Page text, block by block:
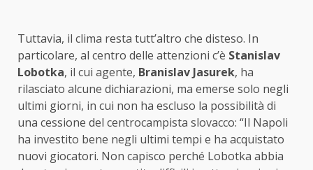
Tuttavia, il clima resta tutt’altro che disteso. In
particolare, al centro delle attenzioni c’è Stanislav
Lobotka, il cui agente, Branislav Jasurek, ha
rilasciato alcune dichiarazioni, ma emerse solo negli
ultimi giorni, in cui non ha escluso la possibilità di
una cessione del centrocampista slovacco: “Il Napoli
ha investito bene negli ultimi tempi e ha acquistato
nuovi giocatori. Non capisco perché Lobotka abbia